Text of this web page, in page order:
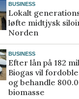
BUSINESS
Lokalt
løfte midtjysk
Norden
BUSINESS
Efter lån på 182
Biogas vil
og behandle
biomasse